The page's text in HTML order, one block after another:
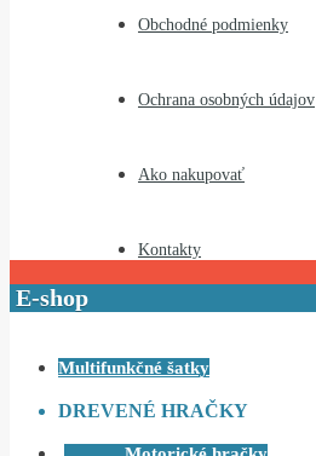
Obchodné podmienky
Ochrana osobných údajov
Ako nakupovať
Kontakty
E-shop
Multifunkčné šatky
DREVENÉ HRAČKY